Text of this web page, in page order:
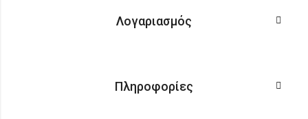
Λογαριασμός
Πληροφορίες